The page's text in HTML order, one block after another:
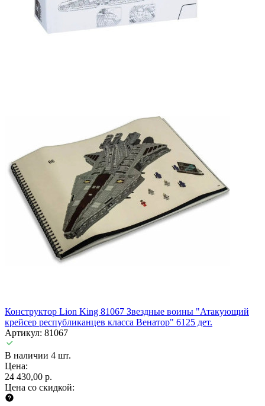
Конструктор Lion King 81067 Звездные воины "Атакующий
крейсер республиканцев класса Венатор" 6125 дет.
Артикул: 81067
В наличии 4 шт.
Цена:
24 430,00 р.
Цена со скидкой: